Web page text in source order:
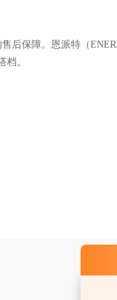
后保障。恩派特（
档。